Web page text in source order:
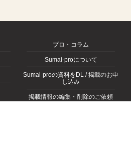
プロ・コラム
Sumai-proについて
Sumai-proの資料をDL / 掲載のお申
し込み
掲載情報の編集・削除のご依頼